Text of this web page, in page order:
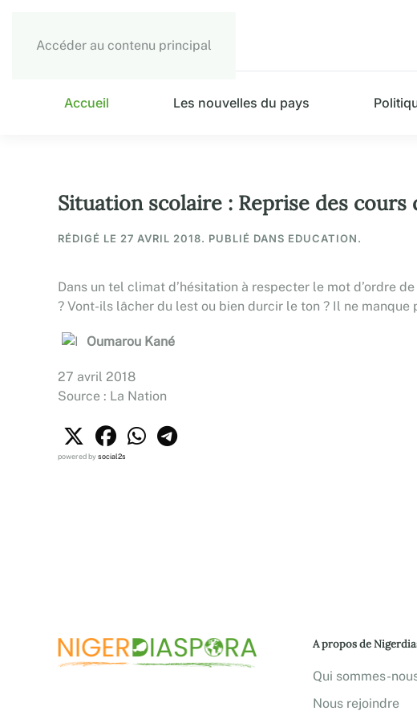
Accéder au contenu principal
Accueil Les nouvelles du pays
Situation scolaire : Reprise des
RÉDIGÉ LE 27 AVRIL 2018. PUBLIÉ DANS EDUCATION.
Dans un tel climat d’hésitation à respecter le mot d’ordre
? Vont-ils lâcher du lest ou bien durcir le ton ? Il ne
Oumarou Kané
27 avril 2018
Source : La Nation
powered bysocial2s
A propos de
Qui sommes-
Nous rejoindre